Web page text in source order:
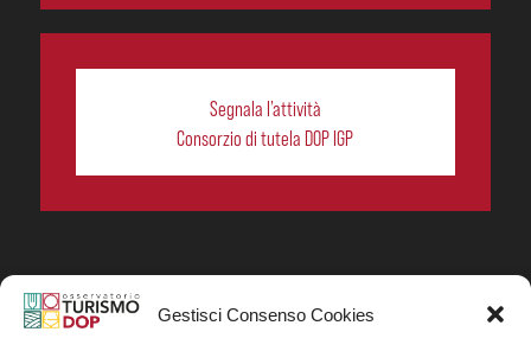
Gestisci Consenso Cookies
Segnala l’attività
Consorzio di tutela DOP IGP
In collaborazione ORIGIN ITALIA.